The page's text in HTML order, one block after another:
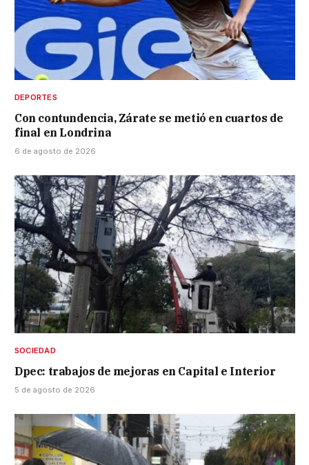
DEPORTES
Con contundencia, Zárate se metió en cuartos de
final en Londrina
6 de agosto de 2026
SOCIEDAD
Dpec: trabajos de mejoras en Capital e Interior
5 de agosto de 2026